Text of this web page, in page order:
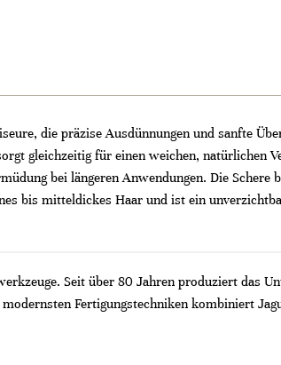
die präzise Ausdünnungen und sanfte
gleichzeitig für einen weichen, natürlichen
bei längeren Anwendungen. Die
bis mitteldickes Haar und ist ein
Seit über 80 Jahren produziert das
Fertigungstechniken kombiniert